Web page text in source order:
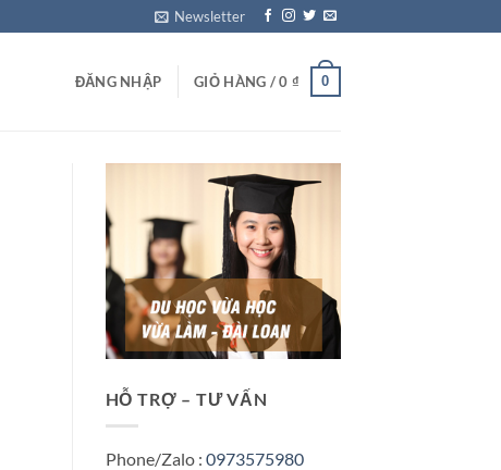
Newsletter
ĐĂNG NHẬP GIỎ HÀNG /0 ₫ 0
HỖ TRỢ – TƯ VẤN
Phone/Zalo : 0973575980